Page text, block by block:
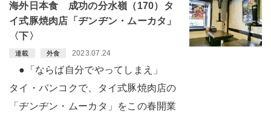
海外日本食 成功の分水嶺（170）タ
イ式豚焼肉店「ヂンヂン・ムーカタ」
〈下〉
連載 外食 2023.07.24
●「ならば自分でやってしまえ」
タイ・バンコクで、タイ式豚焼肉店の
「ヂンヂン・ムーカタ」をこの春開業